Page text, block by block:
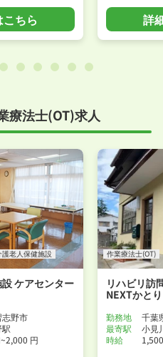
ちら 詳
療法士(OT)求人
護老人保健施設
ケアセンター
野市
円
作業療法士(OT)
リハビリ訪
NEXTかとり
勤務地
千葉
最寄駅
小見
時給